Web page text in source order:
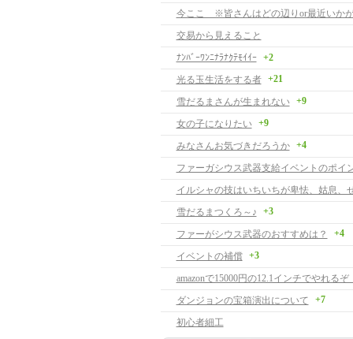
今ここ ※皆さんはどの辺りor最近いか
交易から見えること
ﾅﾝﾊﾞｰﾜﾝﾆﾅﾗﾅｸﾃﾓｲｲｰ
+2
光る玉生活をする者
+21
雪だるまさんが生まれない +9
女の子になりたい +9
みなさんお気づきだろうか +4
イルシャの技はいちいちが卑怯、姑息、
雪だるまつくろ～♪
+3
ファーがシウス武器のおすすめは？ +4
イベントの補償 +3
amazonで15000円の12.1インチでやれるぞ
ダンジョンの宝箱演出について
+7
初心者細工